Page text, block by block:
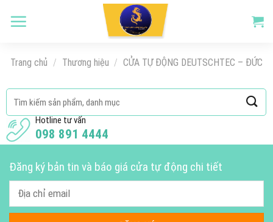
Trang chủ / Thương hiệu / CỬA TỰ ĐỘNG DEUTSCHTEC – ĐỨC
kiếm:
Hotline tư vấn
098 891 4444
Đăng ký bản tin và báo giá cửa tự động chi tiết